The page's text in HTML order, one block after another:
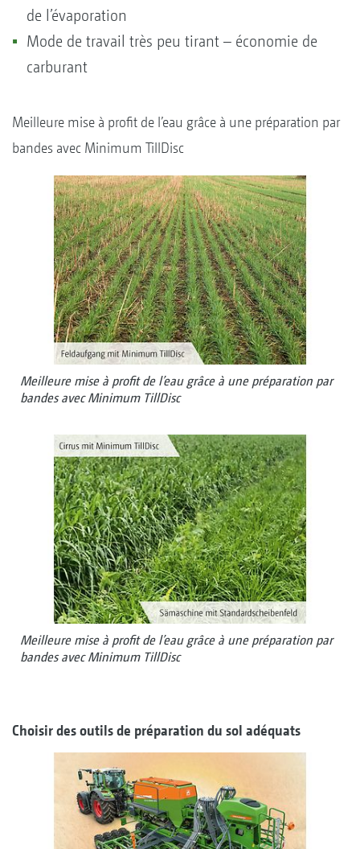
de l’évaporation
Mode de travail très peu tirant – économie de
carburant
Meilleure mise à profit de l’eau grâce à une préparation par
bandes avec Minimum TillDisc
Meilleure mise à profit de l’eau grâce à une préparation par
bandes avec Minimum TillDisc
Meilleure mise à profit de l’eau grâce à une préparation par
bandes avec Minimum TillDisc
Choisir des outils de préparation du sol adéquats